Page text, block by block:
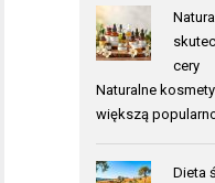
cery
Naturalne
większą
Dieta